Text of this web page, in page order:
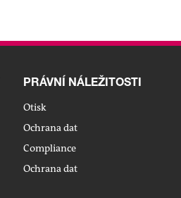
PRÁVNÍ NÁLEŽITOSTI
Otisk
Ochrana dat
Compliance
Ochrana dat